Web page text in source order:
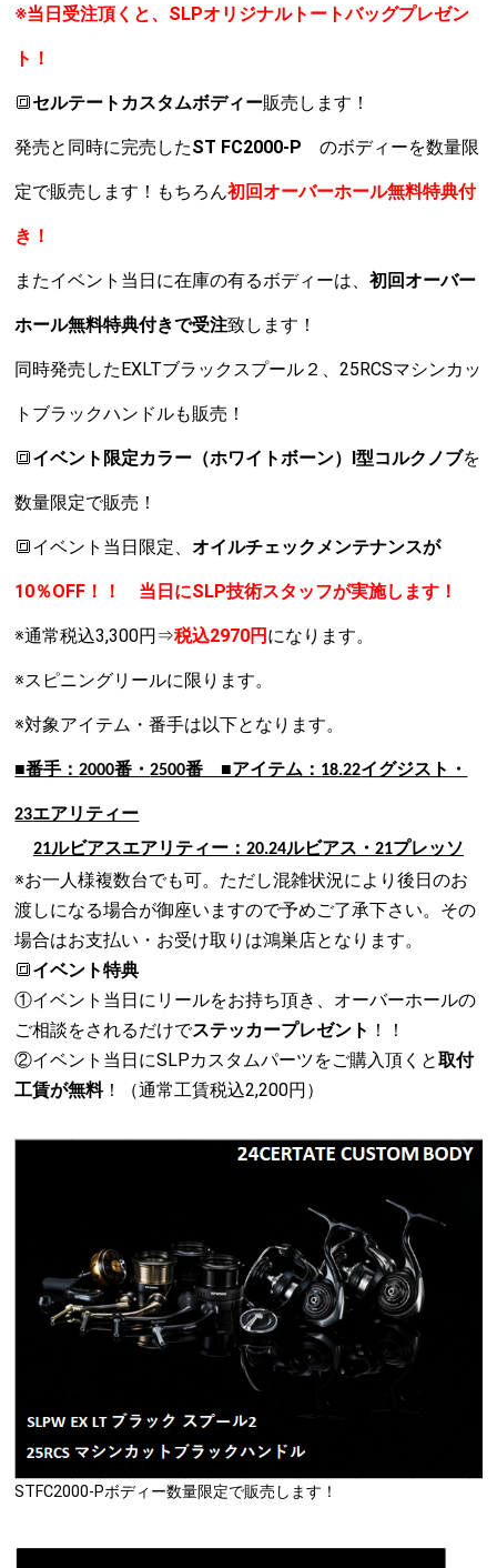
※当日受注頂くと、SLPオリジナルトートバッグプレゼン
ト！
🔳セルテートカスタムボディー販売します！
発売と同時に完売したST FC2000-P のボディーを数量限
定で販売します！もちろん初回オーバーホール無料特典付
き！
またイベント当日に在庫の有るボディーは、初回オーバー
ホール無料特典付きで受注致します！
同時発売したEXLTブラックスプール２、25RCSマシンカッ
トブラックハンドルも販売！
🔳イベント限定カラー（ホワイトボーン）I型コルクノブを
数量限定で販売！
🔳イベント当日限定、オイルチェックメンテナンスが
10％OFF！！ 当日にSLP技術スタッフが実施します！
※通常税込3,300円⇒税込2970円 になります。
※スピニングリールに限ります。
※対象アイテム・番手は以下となります。
■番手：2000番・2500番 ■アイテム： 18.22イグジスト・
23エアリティー
21ルビアスエアリティー： 20.24ルビアス・ 21プレッソ
※お一人様複数台でも可。ただし混雑状況により後日のお
渡しになる場合が御座いますので予めご了承下さい。その
場合はお支払い・お受け取りは鴻巣店となります。
🔳イベント特典
①イベント当日にリールをお持ち頂き、オーバーホールの
ご相談をされるだけでステッカープレゼント ！！
②イベント当日にSLPカスタムパーツをご購入頂くと取付
工賃が無料！（通常工賃税込2,200円）
STFC2000-Pボディー数量限定で販売します！